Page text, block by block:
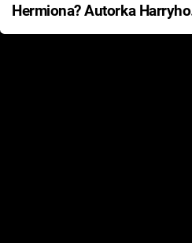
Hermiona? Autorka Harryho
Pottera přišla s ráznou